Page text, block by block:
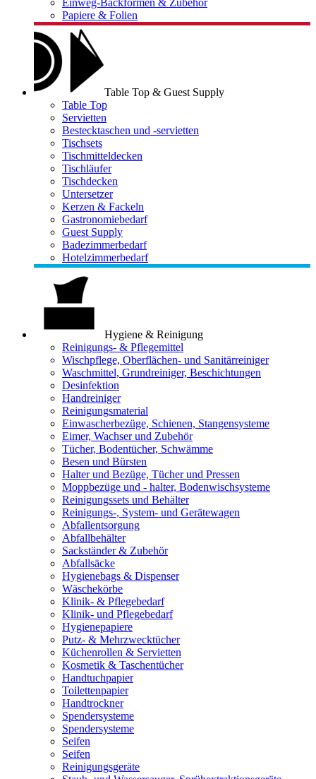
Einweg-Backformen & Zubehör
Papiere & Folien
Table Top & Guest Supply
Table Top
Servietten
Bestecktaschen und -servietten
Tischsets
Tischmitteldecken
Tischläufer
Tischdecken
Untersetzer
Kerzen & Fackeln
Gastronomiebedarf
Guest Supply
Badezimmerbedarf
Hotelzimmerbedarf
Hygiene & Reinigung
Reinigungs- & Pflegemittel
Wischpflege, Oberflächen- und Sanitärreiniger
Waschmittel, Grundreiniger, Beschichtungen
Desinfektion
Handreiniger
Reinigungsmaterial
Einwascherbezüge, Schienen, Stangensysteme
Eimer, Wachser und Zubehör
Tücher, Bodentücher, Schwämme
Besen und Bürsten
Halter und Bezüge, Tücher und Pressen
Moppbezüge und - halter, Bodenwischsysteme
Reinigungssets und Behälter
Reinigungs-, System- und Gerätewagen
Abfallentsorgung
Abfallbehälter
Sackständer & Zubehör
Abfallsäcke
Hygienebags & Dispenser
Wäschekörbe
Klinik- & Pflegebedarf
Klinik- und Pflegebedarf
Hygienepapiere
Putz- & Mehrzwecktücher
Küchenrollen & Servietten
Kosmetik & Taschentücher
Handtuchpapier
Toilettenpapier
Handtrockner
Spendersysteme
Spendersysteme
Seifen
Seifen
Reinigungsgeräte